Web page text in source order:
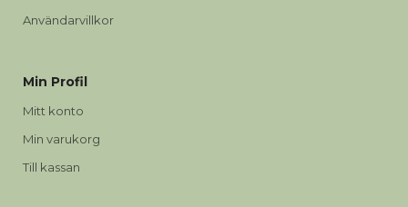
Användarvillkor
Min Profil
Mitt konto
Min varukorg
Till kassan